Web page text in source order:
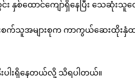
ထောင်ကျော်ရှိနေပြီး သေဆုံးသူ
ကူးစက်သူအများစုက ကာကွယ်ဆေးထို
ပါးရှိနေတယ်လို့ သိရပါတယ်။